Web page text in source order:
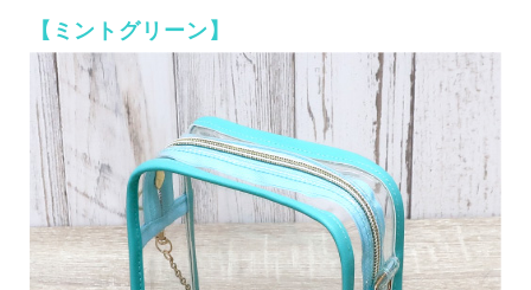
【ミントグリーン】